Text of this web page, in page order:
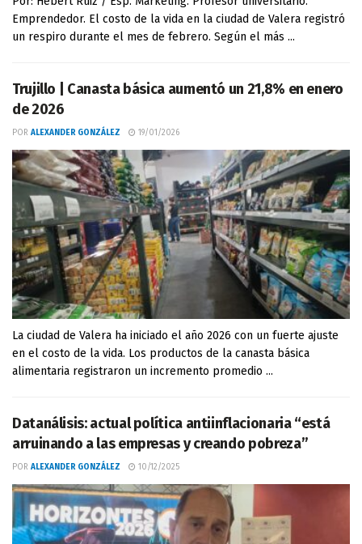
Emprendedor. El costo de la vida en la ciudad de Valera registró
un respiro durante el mes de febrero. Según el más ...
Trujillo | Canasta básica aumentó un 21,8% en enero
de 2026
POR ALEXANDER GONZÁLEZ 19/01/2026
La ciudad de Valera ha iniciado el año 2026 con un fuerte ajuste
en el costo de la vida. Los productos de la canasta básica
alimentaria registraron un incremento promedio ...
Datanálisis: actual política antiinflacionaria “está
arruinando a las empresas y creando pobreza”
POR ALEXANDER GONZÁLEZ 10/12/2025